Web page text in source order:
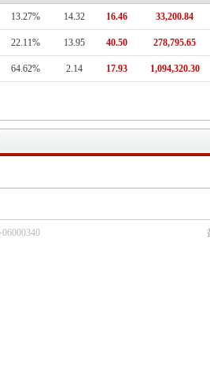
13.27% 14.32 16.46 33,200.84
22.11% 13.95 40.50 278,795.65
64.62% 2.14 17.93 1,094,320.30